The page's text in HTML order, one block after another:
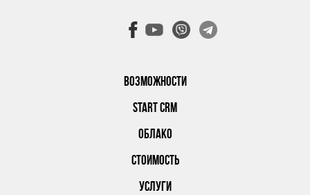
ВОЗМОЖНОСТИ
START CRM
ОБЛАКО
СТОИМОСТЬ
УСЛУГИ